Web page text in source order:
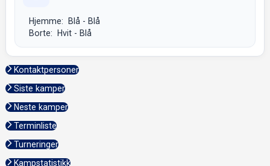
Hjemme: Blå - Blå
Borte: Hvit - Blå
Kontaktpersoner
Siste kamper
Neste kamper
Terminliste
Turneringer
Kampstatistikk